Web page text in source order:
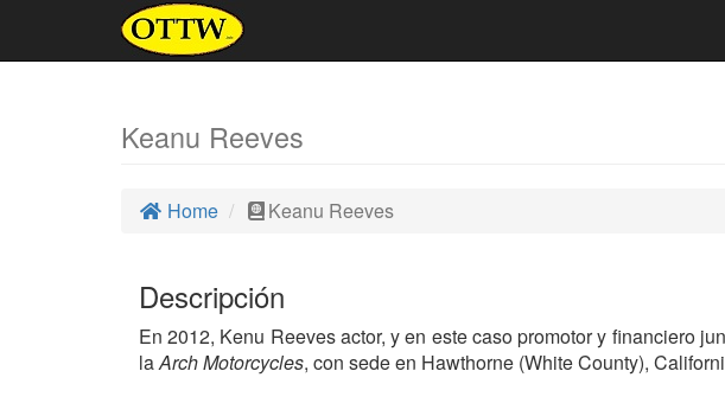
Keanu Reeves
Home Keanu Reeves
Descripción
En 2012, Kenu Reeves actor, y en este caso promotor y financiero
laArch Motorcycles, con sede en Hawthorne (White County),